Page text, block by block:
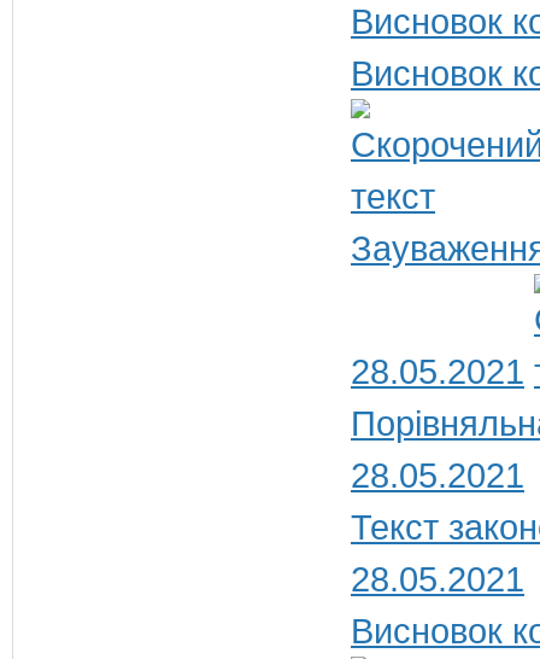
Висновок
Висновок
28.05.2021
28.05.2021
Текст
28.05.2021
Висновок